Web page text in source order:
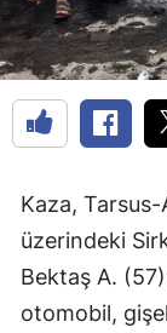
Kaza,
üzerindeki
Bektaş A.
otomobil,